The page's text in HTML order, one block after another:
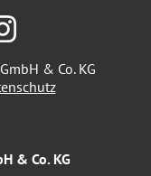
& Co. KG
& Co. KG